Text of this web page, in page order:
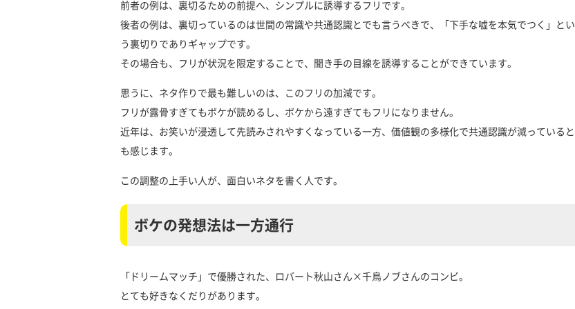
前者の例は、裏切るための前提へ、シンプルに誘導するフリです。
後者の例は、裏切っているのは世間の常識や共通認識とでも言うべきで、「下手な嘘を本気でつく」とい
う裏切りでありギャップです。
その場合も、フリが状況を限定することで、聞き手の目線を誘導することができています。
思うに、ネタ作りで最も難しいのは、このフリの加減です。
フリが露骨すぎてもボケが読めるし、ボケから遠すぎてもフリになりません。
近年は、お笑いが浸透して先読みされやすくなっている一方、価値観の多様化で共通認識が減っていると
も感じます。
この調整の上手い人が、面白いネタを書く人です。
ボケの発想法は一方通行
「ドリームマッチ」で優勝された、ロバート秋山さん×千鳥ノブさんのコンビ。
とても好きなくだりがあります。